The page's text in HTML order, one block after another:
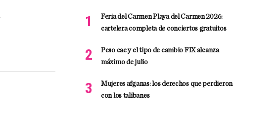
Feria del Carmen Playa del Carmen 2026:
cartelera completa de conciertos gratuitos
Peso cae y el tipo de cambio FIX alcanza
máximo de julio
Mujeres afganas: los derechos que perdieron
con los talibanes